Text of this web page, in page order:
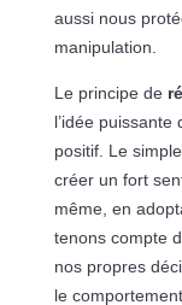
aussi nous
manipulation.
Le principe de
l’idée
positif. Le
créer un fort
même, en
tenons compte
nos propres
le